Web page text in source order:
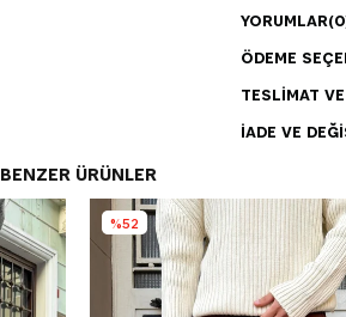
YORUMLAR
ÖDEME
TESLIMAT
İADE VE
BENZER ÜRÜNLER
%52